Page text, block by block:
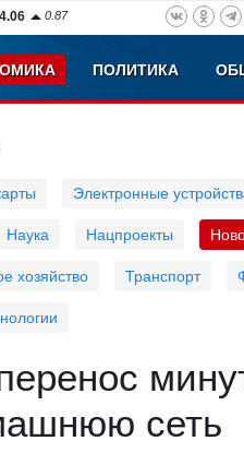
0.87
ПОЛИТИКА
Электронные
Наука Нацпроекты
хозяйство Транспорт
сеть